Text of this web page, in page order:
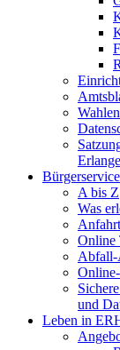
Wahlen
Bürgerservice
A bis Z
Was
Online
und
Leben in